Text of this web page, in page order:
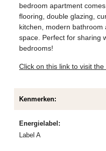
bedroom apartment
flooring, double glazing,
kitchen, modern
space. Perfect for sharing
bedrooms!
Click on this link to visit
Kenmerken:
Energielabel:
Label A